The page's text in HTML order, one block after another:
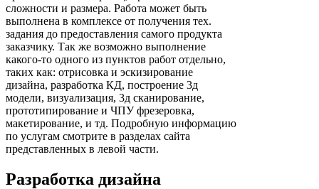
сложности и размера. Работа может быть
выполнена в комплексе от получения тех.
задания до предоставления самого продукта
заказчику. Так же возможно выполнение
какого-то одного из пунктов работ отдельно,
таких как: отрисовка и эскизирование
дизайна, разработка КД, построение 3д
модели, визуализация, 3д сканирование,
прототипирование и ЧПУ фрезеровка,
макетирование, и тд. Подробную информацию
по услугам смотрите в разделах сайта
представленных в левой части.
Разработка дизайна